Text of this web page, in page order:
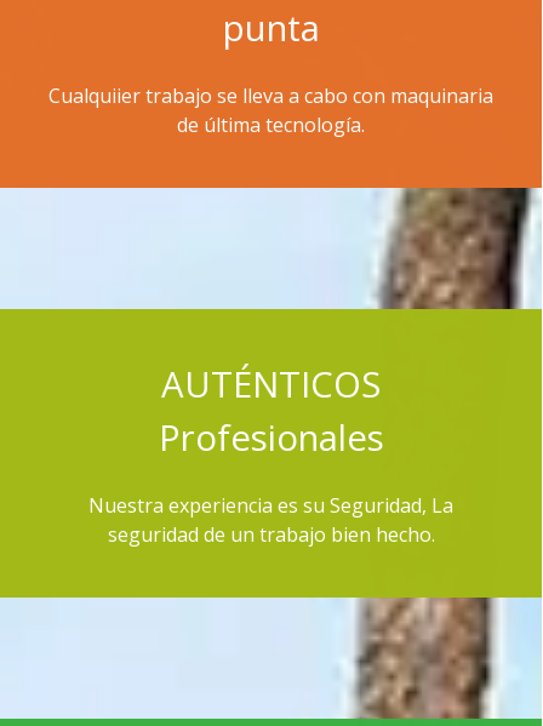
punta
Cualquiier trabajo se lleva a cabo con maquinaria
de última tecnología.
AUTÉNTICOS
Profesionales
Nuestra experiencia es su Seguridad, La
seguridad de un trabajo bien hecho.